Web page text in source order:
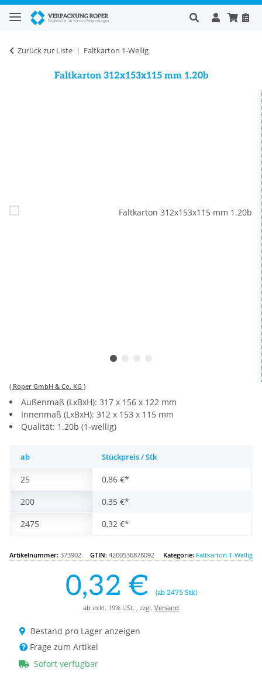
Zurück zur Liste Faltkarton 1-Wellig
Faltkarton 312x153x115 mm 1.20b
( Roper GmbH & Co. KG )
Außenmaß (LxBxH): 317 x 156 x 122 mm
Innenmaß (LxBxH): 312 x 153 x 115 mm
Qualität: 1.20b (1-wellig)
ab Stückpreis / Stk
25 0,86 €*
200
0,35 €*
2475
0,32 €*
Artikelnummer: 373902 GTIN: 4260536878092 Kategorie: Faltkarton 1-Wellig
0,32 €
(ab 2475 Stk)
ab exkl. 19% USt. , zzgl. Versand
Bestand pro Lager anzeigen
Frage zum Artikel
Sofort verfügbar